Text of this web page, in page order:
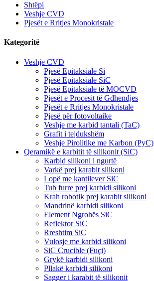
Shtëpi
Veshje CVD
Pjesët e Rritjes Monokristale
Kategoritë
Veshje CVD
Pjesë Epitaksiale Si
Pjesë Epitaksiale SiC
Pjesë Epitaksiale të MOCVD
Pjesët e Procesit të Gdhendjes
Pjesët e Rritjes Monokristale
Pjesë për fotovoltaike
Veshje me karbid tantali (TaC)
Grafit i tejdukshëm
Veshje Pirolitike me Karbon (PyC)
Qeramikë e karbitit të silikonit (SiC)
Karbid silikoni i ngurtë
Varkë prej karabit silikoni
Lopë me kantilever SiC
Tub furre prej karbidi silikoni
Krah robotik prej karabit silikoni
Mandrinë karbidi silikoni
Element Ngrohës SiC
Reflektor SiC
Rreshtim SiC
Vulosje me karbid silikoni
SiC Crucible (Fuçi)
Grykë karbidi silikoni
Pllakë karbidi silikoni
Sagger i karabit të silikonit